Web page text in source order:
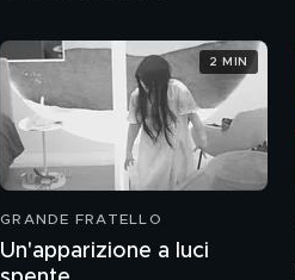
GRANDE FRATELLO
Un'apparizione a luci
2 MIN